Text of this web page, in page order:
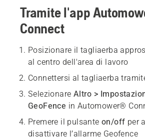
Tramite l'app
Connect
Posizionare il tagliaerba
al centro dell'area di lavoro
Connettersi al tagliaerba
Selezionare Altro >
GeoFence in Automower®
Premere il pulsante on/off per
disattivare l’allarme Geofence